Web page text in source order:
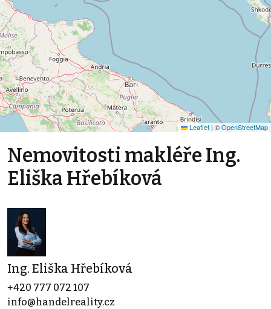
Leaflet | ©OpenStreetMap
Nemovitosti makléře Ing.
Eliška Hřebíková
Ing. Eliška Hřebíková
+420 777 072 107
info@handelreality.cz